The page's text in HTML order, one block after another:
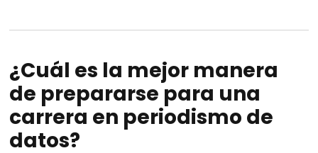
¿Cuál es la mejor manera
de prepararse para una
carrera en periodismo de
datos?